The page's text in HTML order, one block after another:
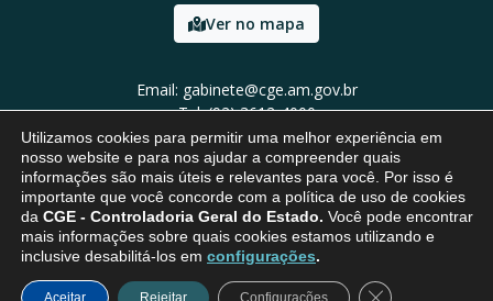
Ver no mapa
Email: gabinete@cge.am.gov.br
Tel: (92) 3612-4000
Utilizamos cookies para permitir uma melhor experiência em
nosso website e para nos ajudar a compreender quais
informações são mais úteis e relevantes para você. Por isso é
importante que você concorde com a política de uso de cookies
da CGE - Controladoria Geral do Estado. Você pode encontrar
mais informações sobre quais cookies estamos utilizando e
inclusive desabilitá-los em configurações.
Aceitar Rejeitar Configurações Close GDPR